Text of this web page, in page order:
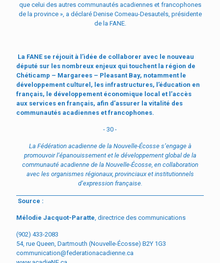
que celui des autres communautés acadiennes et francophones
de la province », a déclaré Denise Comeau-Desautels, présidente
de la FANE.
La FANE se réjouit à l’idée de collaborer avec le nouveau
député sur les nombreux enjeux qui touchent la région de
Chéticamp – Margarees – Pleasant Bay, notamment le
développement culturel, les infrastructures, l’éducation en
français, le développement économique local et l’accès
aux services en français, afin d’assurer la vitalité des
communautés acadiennes et francophones.
- 30 -
La Fédération acadienne de la Nouvelle-Écosse s’engage à
promouvoir l’épanouissement et le développement global de la
communauté acadienne de la Nouvelle-Écosse, en collaboration
avec les organismes régionaux, provinciaux et institutionnels
d’expression française.
Source :
Mélodie Jacquot-Paratte, directrice des communications
(902) 433-2083
54, rue Queen, Dartmouth (Nouvelle-Écosse) B2Y 1G3
communication@federationacadienne.ca